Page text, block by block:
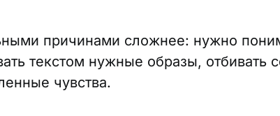
причинами сложнее: нужно
текстом нужные образы, отбивать
чувства.